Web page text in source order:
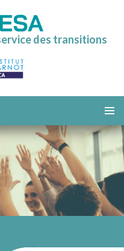
des transitions
MENU